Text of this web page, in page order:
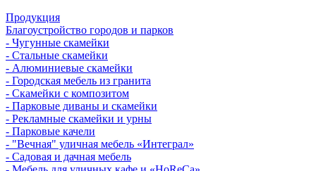
Продукция
Благоустройство городов и парков
- Чугунные скамейки
- Стальные скамейки
- Алюминиевые скамейки
- Городская мебель из гранита
- Скамейки с композитом
- Парковые диваны и скамейки
- Рекламные скамейки и урны
- Парковые качели
- "Вечная" уличная мебель «Интеграл»
- Садовая и дачная мебель